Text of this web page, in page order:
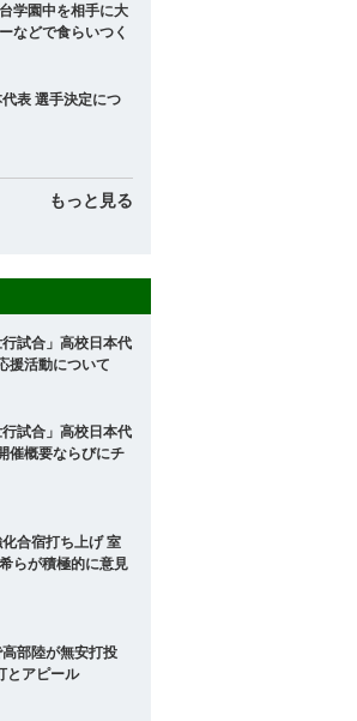
学園中を相手に大
などで食らいつく
表 選手決定につ
もっと見る
行試合」高校日本代
援活動について
行試合」高校日本代
催概要ならびにチ
合宿打ち上げ 室
らが積極的に意見
部陸が無安打投
とアピール